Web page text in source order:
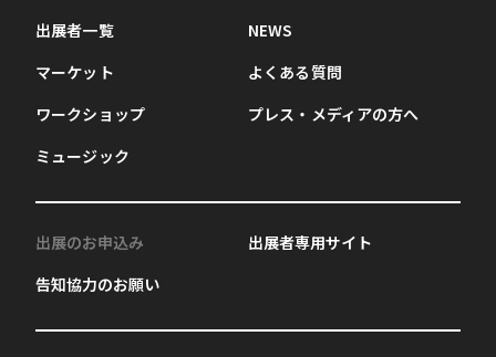
出展者一覧
マーケット
ワークショップ
ミュージック
NEWS
よくある質問
プレス・メディアの方へ
出展のお申込み
告知協力のお願い
出展者専用サイト